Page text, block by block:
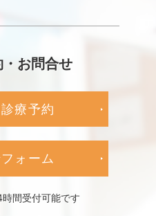
お問合せ
療予約
ォーム
間受付可能です